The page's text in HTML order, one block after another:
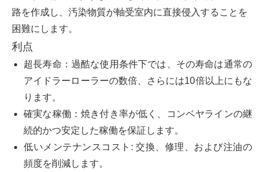
路を作成し、汚染物質が軸受室内に直接侵入することを
困難にします。
利点
超長寿命：過酷な使用条件下では、その寿命は通常の
アイドラーローラーの数倍、さらには10倍以上にもな
ります。
確実な稼働：焼き付き率が低く、コンベヤラインの継
続的かつ安定した稼働を保証します。
低いメンテナンスコスト: 交換、修理、および注油の
頻度を削減します。